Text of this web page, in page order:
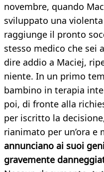
novembre, quando
sviluppato una
raggiunge il pronto
stesso medico che sei
dire addio a Maciej,
niente. In un primo
bambino in terapia
poi, di fronte alla
per iscritto la
rianimato per un’ora e
annunciano ai suoi
gravemente